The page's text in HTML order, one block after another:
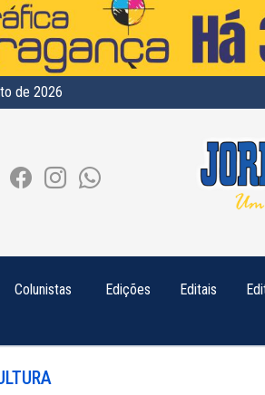
de 2026
Colunistas Edições Editais